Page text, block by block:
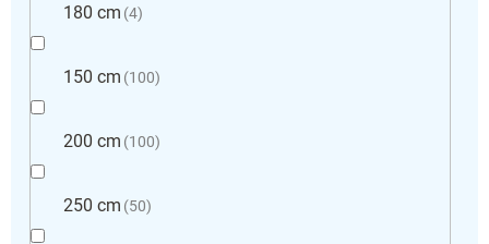
180 cm 4
150 cm 100
200 cm 100
250 cm 50